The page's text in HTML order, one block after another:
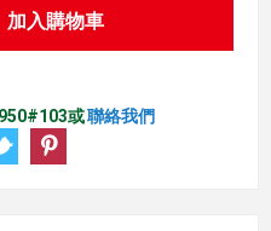
加入購物車
或聯絡我們